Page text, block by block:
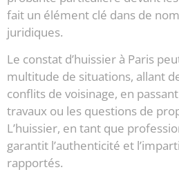
fait un élément clé dans de
juridiques.
Le constat d’huissier à Paris
multitude de situations, allant
conflits de voisinage, en
travaux ou les questions de
L’huissier, en tant que
garantit l’authenticité et
rapportés.